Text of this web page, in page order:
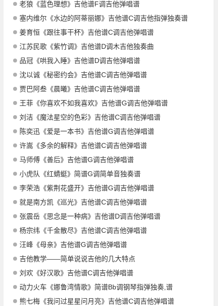
老狼《蓝色理想》吉他谱F调吉他弹唱谱
塞内维尔《水边的阿蒂丽娜》吉他谱C调吉他指弹独奏谱
姜育恒《跟往事干杯》吉他谱C调吉他弹唱谱
江苏民歌《紫竹调》吉他谱D调木吉他独奏曲
品冠《哄我入睡》吉他谱D调吉他弹唱谱
沈以诚《秘密约会》吉他谱C调吉他弹唱谱
贾巴阿叁《晨曦》吉他谱C调吉他弹唱谱
王菲《你喜欢不如我喜欢》吉他谱G调吉他弹唱谱
刘洁《魔法星空的色彩》吉他谱C调吉他弹唱谱
陈奕迅《爱是一本书》吉他谱G调吉他弹唱谱
许嵩《多余的解释》吉他谱C调吉他弹唱谱
马师傅《善后》吉他谱G调吉他弹唱谱
小虎队《红蜻蜓》简谱G调简单音独奏谱
李荣浩《紫荆花盛开》吉他谱G调吉他弹唱谱
就是南方凯《巡光》吉他谱C调吉他弹唱谱
张震岳《思念是一种病》吉他谱D调吉他弹唱谱
杨宗纬《千金散尽》吉他谱C调吉他弹唱谱
汪峰《母亲》吉他谱G调吉他弹唱谱
吉他教学——简单说说吉他的几大特点
刘欢《好汉歌》吉他谱C调吉他弹唱谱
动力火车《娜鲁湾情歌》简谱Bb调钢琴指弹独奏,谱
熊七梅《我问过星星问月亮》吉他谱C调吉他弹唱谱